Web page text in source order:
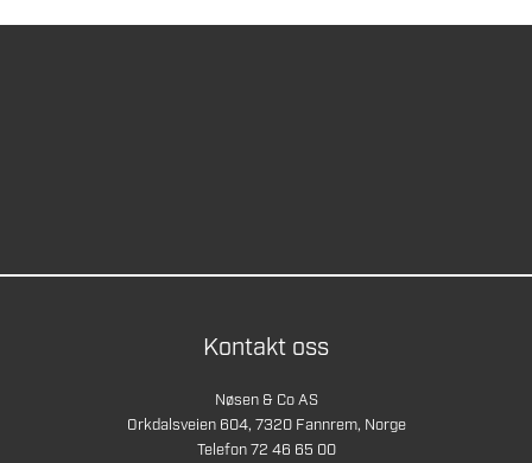
Kontakt oss
Nøsen & Co AS
Orkdalsveien 604, 7320 Fannrem, Norge
Telefon 72 46 65 00